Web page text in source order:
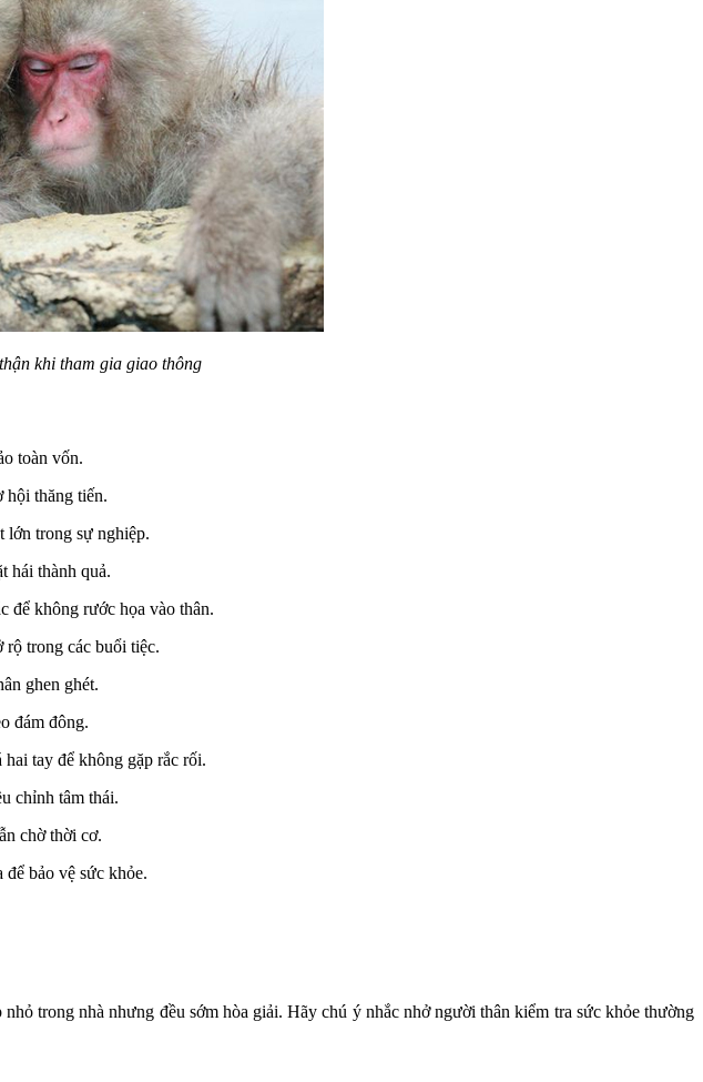
khi tham gia giao thông
toàn vốn.
hội thăng tiến.
lớn trong sự nghiệp.
hái thành quả.
để không rước họa vào thân.
trong các buổi tiệc.
ghen ghét.
đám đông.
tay để không gặp rắc rối.
chỉnh tâm thái.
chờ thời cơ.
bảo vệ sức khỏe.
trong nhà nhưng đều sớm hòa giải. Hãy chú ý nhắc nhở người thân kiểm tra sức khỏe thường